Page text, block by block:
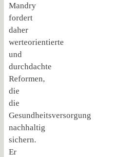
Mandry
fordert
daher
werteorientierte
und
durchdachte
Reformen,
die
die
Gesundheitsversorgung
nachhaltig
sichern.
Er